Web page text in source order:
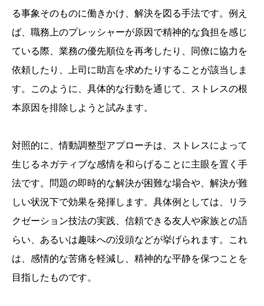
る事象そのものに働きかけ、解決を図る手法です。例え
ば、職務上のプレッシャーが原因で精神的な負担を感じ
ている際、業務の優先順位を再考したり、同僚に協力を
依頼したり、上司に助言を求めたりすることが該当しま
す。このように、具体的な行動を通じて、ストレスの根
本原因を排除しようと試みます。
対照的に、情動調整型アプローチは、ストレスによって
生じるネガティブな感情を和らげることに主眼を置く手
法です。問題の即時的な解決が困難な場合や、解決が難
しい状況下で効果を発揮します。具体例としては、リラ
クゼーション技法の実践、信頼できる友人や家族との語
らい、あるいは趣味への没頭などが挙げられます。これ
は、感情的な苦痛を軽減し、精神的な平静を保つことを
目指したものです。